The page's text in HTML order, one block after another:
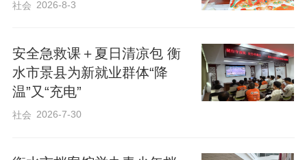
社会 2026-8-3
安全急救课＋夏日清凉包 衡
水市景县为新就业群体“降
温”又“充电”
社会 2026-7-30